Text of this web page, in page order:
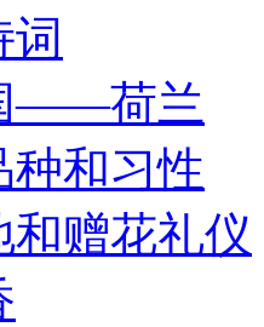
——荷兰
种和习性
赠花礼仪